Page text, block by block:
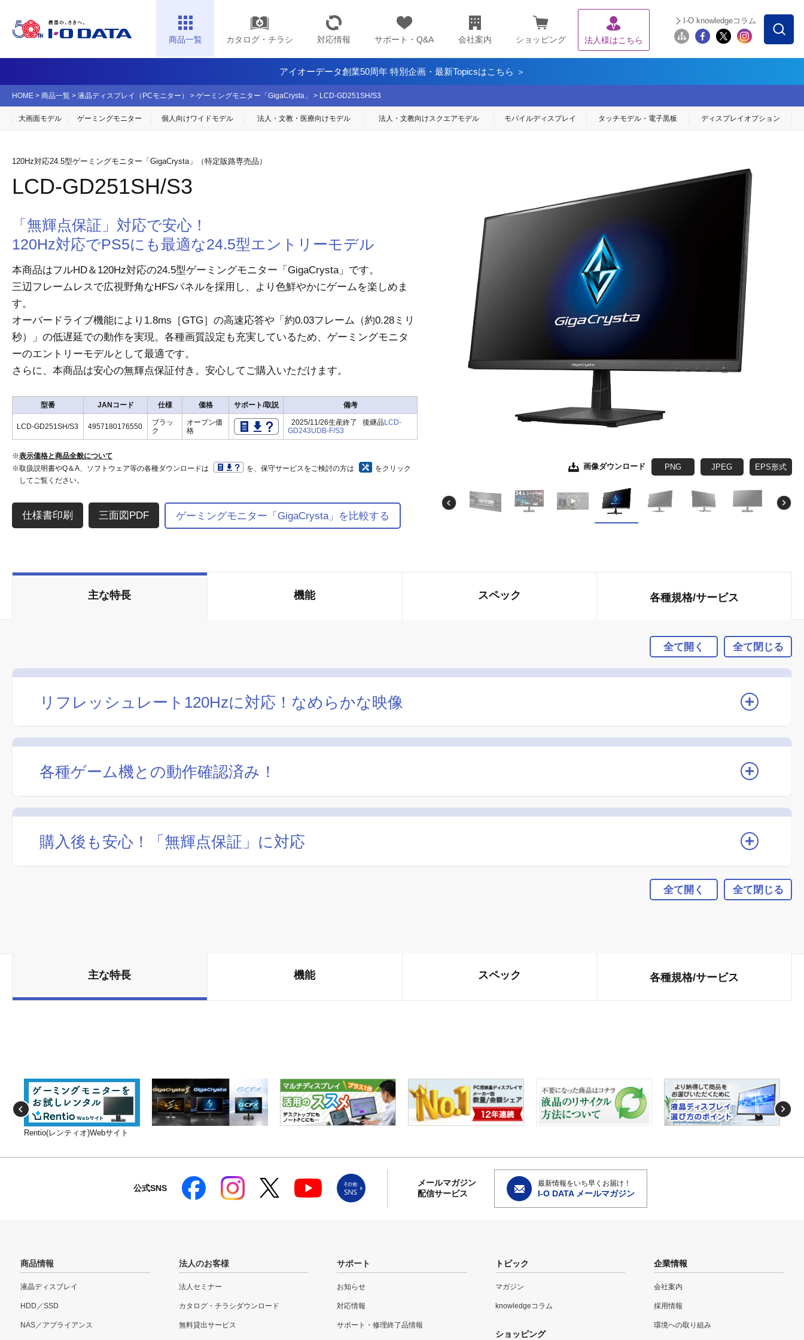
商品一覧 カタログ・チラシ 対応情報 サポート・Q&A 会社案内 ショッピング 法人様はこちら
I-O knowledgeコラム
アイオーデータ創業50周年 特別企画・最新Topicsはこちら ＞
HOME > 商品一覧 > 液晶ディスプレイ（PCモニター） > ゲーミングモニター「GigaCrysta」 > LCD-GD251SH/S3
大画面モデル ゲーミングモニター 個人向けワイドモデル 法人・文教・医療向けモデル 法人・文教向けスクエアモデル モバイルディスプレイ タッチモデル・ 電子黒板 ディスプレイ オプション
120Hz対応24.5型ゲーミングモニター「GigaCrysta」（特定販路専売品）
LCD-GD251SH/S3
画像ダウンロード PNG JPEG EPS形式
画像ダウンロード JPEG EPS形式
画像ダウンロード JPEG EPS形式
画像ダウンロード JPEG EPS形式
画像ダウンロード JPEG EPS形式
画像ダウンロード JPEG EPS形式
画像ダウンロード JPEG EPS形式
「無輝点保証」対応で安心！
120Hz対応でPS5にも最適な24.5型エントリーモデル
本商品はフルHD＆120Hz対応の24.5型ゲーミングモニター「GigaCrysta」です。
三辺フレームレスで広視野角なHFSパネルを採用し、より色鮮やかにゲームを楽しめま
す。
オーバードライブ機能により1.8ms［GTG］の高速応答や「約0.03フレーム（約0.28ミリ
秒）」の低遅延での動作を実現。各種画質設定も充実しているため、ゲーミングモニタ
ーのエントリーモデルとして最適です。
さらに、本商品は安心の無輝点保証付き。安心してご購入いただけます。
型番 JANコード 仕様 価格 サポート/取説 備考
LCD-GD251SH/S3 4957180176550
ブラッ
ク
オープン価
格
2025/11/26生産終了 後継品LCD-
GD243UDB-F/S3
※表示価格と商品全般について
※取扱説明書やQ＆A、ソフトウェア等の各種ダウンロードは
を、保守サービスをご検討の方は
をクリック
してご覧ください。
三面図PDF ゲーミングモニター「GigaCrysta」を比較する
主な特長 機能 スペック 各種規格/サービス
全て開く 全て閉じる
リフレッシュレート120Hzに対応！なめらかな映像
各種ゲーム機との動作確認済み！
購入後も安心！「無輝点保証」に対応
全て開く 全て閉じる
主な特長 機能 スペック 各種規格/サービス
Rentio(レンティオ)Webサイト
公式SNS
メールマガジン
配信サービス
最新情報をいち早くお届け！
I-O DATA メールマガジン
商品情報
液晶ディスプレイ
HDD／SSD
NAS／アプライアンス
法人のお客様
法人セミナー
カタログ・チラシダウンロード
無料貸出サービス
サポート
お知らせ
対応情報
サポート・修理終了品情報
トピック
マガジン
knowledgeコラム
ショッピング
企業情報
会社案内
採用情報
環境への取り組み